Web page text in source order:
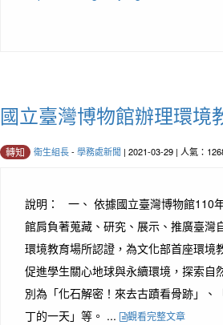
國立臺灣博物館辦理環境
轉知 衛生組長- 學務處新聞 | 2021-03-29 | 人氣：
說明： 一、 依據國立臺灣博物館110
館肩負著蒐藏、研究、展示、推廣臺灣
環境教育場所認證，為文化部首座環境
促進學生關心地球與永續環境，探索自
別為「化石解密！來去古蹟看骨跡」
丁的一天」等。 ...
觀看完整文章